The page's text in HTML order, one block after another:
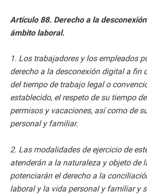
Artículo 88. Derecho a la
ámbito laboral.
1. Los trabajadores y los empleados
derecho a la desconexión digital a fin
del tiempo de trabajo legal o
establecido, el respeto de su tiempo
permisos y vacaciones, así como de
personal y familiar.
2. Las modalidades de ejercicio de
atenderán a la naturaleza y objeto de
potenciarán el derecho a la
laboral y la vida personal y familiar y